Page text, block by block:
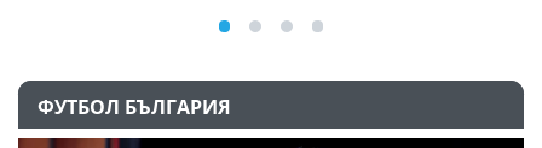
ФУТБОЛ БЪЛГАРИЯ